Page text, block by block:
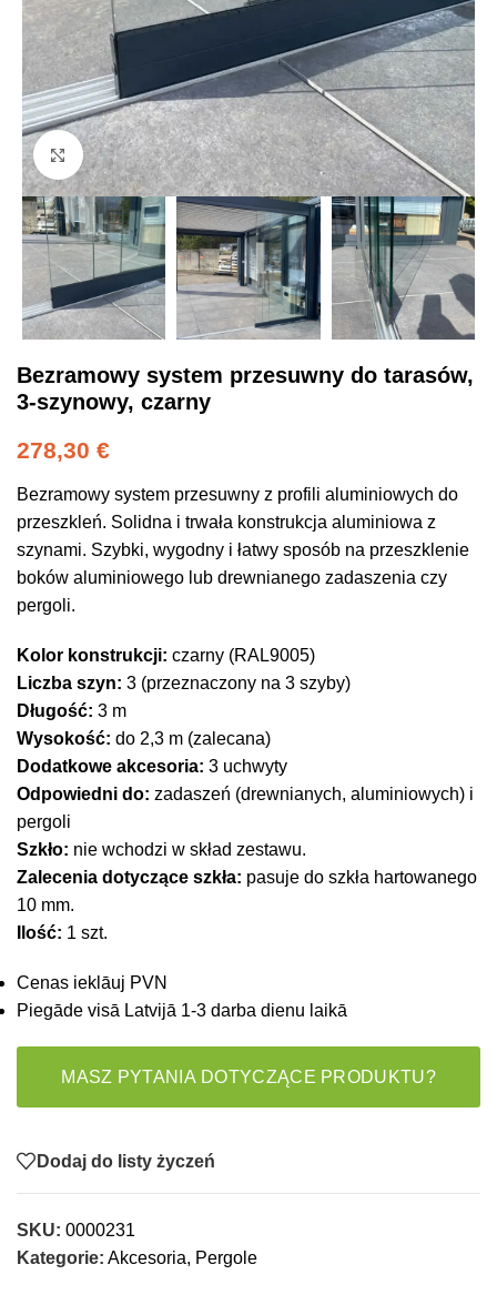
Click to enlarge
Bezramowy system przesuwny do tarasów,
3-szynowy, czarny
278,30 €
Bezramowy system przesuwny z profili aluminiowych do
przeszkleń. Solidna i trwała konstrukcja aluminiowa z
szynami. Szybki, wygodny i łatwy sposób na przeszklenie
boków aluminiowego lub drewnianego zadaszenia czy
pergoli.
Kolor konstrukcji: czarny (RAL9005)
Liczba szyn: 3 (przeznaczony na 3 szyby)
Długość: 3 m
Wysokość: do 2,3 m (zalecana)
Dodatkowe akcesoria: 3 uchwyty
Odpowiedni do: zadaszeń (drewnianych, aluminiowych) i
pergoli
Szkło: nie wchodzi w skład zestawu.
Zalecenia dotyczące szkła: pasuje do szkła hartowanego
10 mm.
Ilość: 1 szt.
Cenas ieklāuj PVN
Piegāde visā Latvijā 1-3 darba dienu laikā
MASZ PYTANIA DOTYCZĄCE PRODUKTU?
Dodaj do listy życzeń
SKU: 0000231
Kategorie: Akcesoria, Pergole